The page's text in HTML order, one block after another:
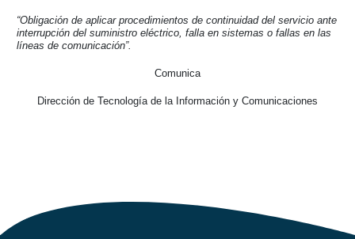
“Obligación de aplicar procedimientos de continuidad del servicio ante
interrupción del suministro eléctrico, falla en sistemas o fallas en las
líneas de comunicación”.
Comunica
Dirección de Tecnología de la Información y Comunicaciones